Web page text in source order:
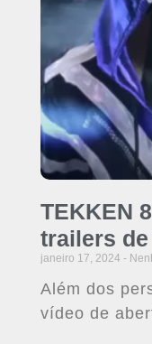
TEKKEN
trailers
janeiro 17, 2024
Além dos
vídeo de